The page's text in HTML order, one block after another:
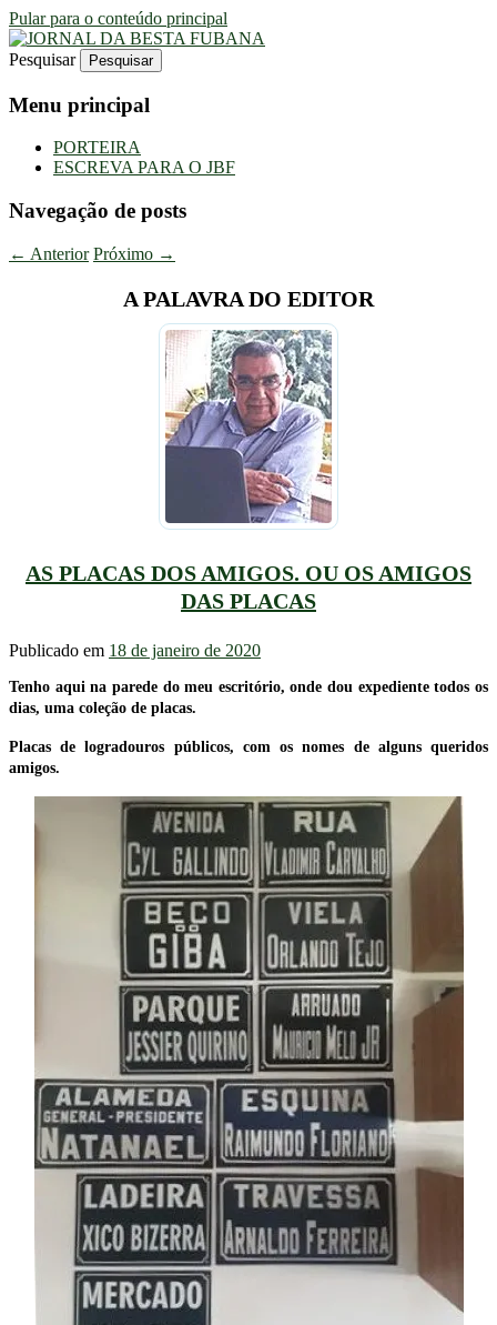
Pular para o conteúdo principal
JORNAL DA BESTA FUBANA
Uma Gazeta Escrota
Pesquisar
Menu principal
PORTEIRA
ESCREVA PARA O JBF
Navegação de posts
← Anterior Próximo →
A PALAVRA DO EDITOR
AS PLACAS DOS AMIGOS. OU OS AMIGOS
DAS PLACAS
Publicado em 18 de janeiro de 2020
Tenho aqui na parede do meu escritório, onde dou expediente todos os
dias, uma coleção de placas.
Placas de logradouros públicos, com os nomes de alguns queridos
amigos.